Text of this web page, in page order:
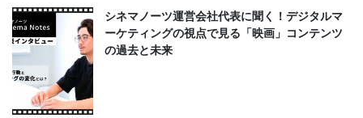
シネマノーツ運営会社代表に聞く！デジタルマ
ーケティングの視点で見る「映画」コンテンツ
の過去と未来